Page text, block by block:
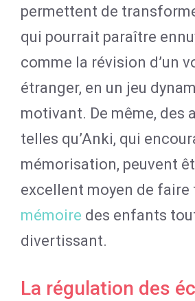
permettent de
qui pourrait paraître
comme la révision d’un
étranger, en un jeu
motivant. De même, des
telles qu’Anki, qui
mémorisation, peuvent
excellent moyen de faire
mémoire des enfants
divertissant.
La régulation des